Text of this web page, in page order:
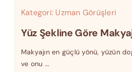
Kategori: Uzman Görüşleri
Yüz Şekline Göre
Makyajın en güçlü yönü, yüzün
ve onu ...